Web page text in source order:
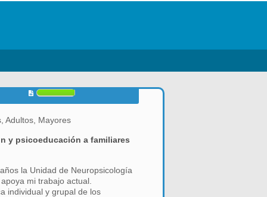
Adultos, Mayores
y psicoeducación a familiares
la Unidad de Neuropsicología
mi trabajo actual.
individual y grupal de los